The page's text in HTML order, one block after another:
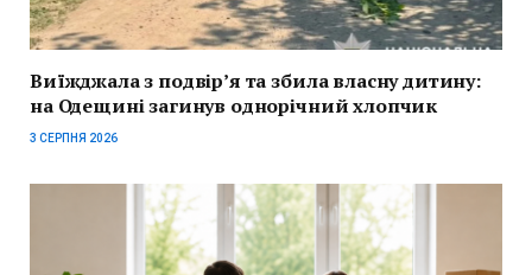
Виїжджала з подвір’я та збила власну дитину:
на Одещині загинув однорічний хлопчик
3 СЕРПНЯ 2026